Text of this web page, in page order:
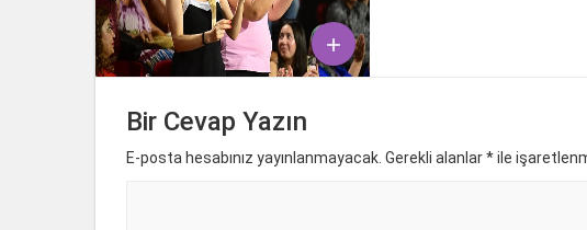

Bir Cevap Yazın
E-posta hesabınız yayınlanmayacak. Gerekli alanlar*ile